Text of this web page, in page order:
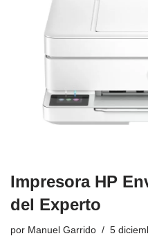
Impresora HP
del Experto
por Manuel Garrido
5